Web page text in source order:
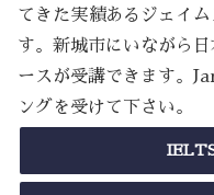
てきた実績あるジェイ
す。新城市にいながら
ースが受講できます。
ングを受けて下さい。